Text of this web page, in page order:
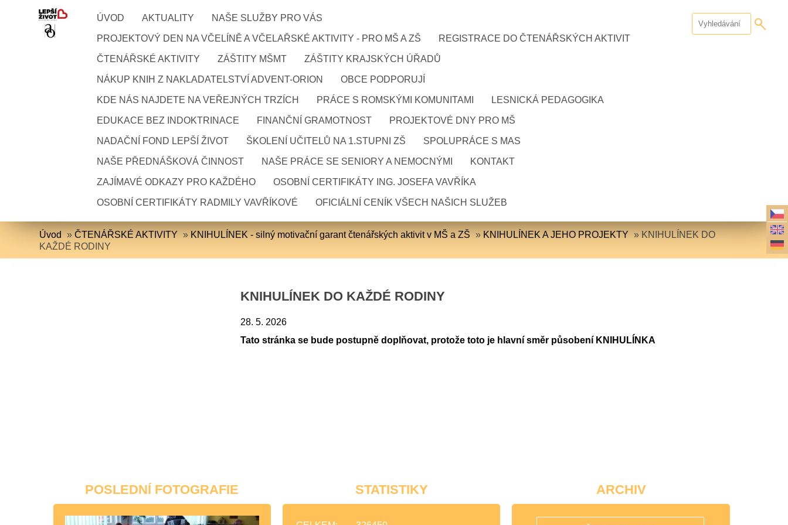
ÚVOD AKTUALITY NAŠE SLUŽBY PRO VÁS
PROJEKTOVÝ DEN NA VČELÍNĚ A VČELAŘSKÉ AKTIVITY - PRO MŠ A ZŠ REGISTRACE DO ČTENÁŘSKÝCH AKTIVIT
ČTENÁŘSKÉ AKTIVITY ZÁŠTITY MŠMT ZÁŠTITY KRAJSKÝCH ÚŘADŮ
NÁKUP KNIH Z NAKLADATELSTVÍ ADVENT-ORION OBCE PODPORUJÍ
KDE NÁS NAJDETE NA VEŘEJNÝCH TRZÍCH PRÁCE S ROMSKÝMI KOMUNITAMI LESNICKÁ PEDAGOGIKA
EDUKACE BEZ INDOKTRINACE FINANČNÍ GRAMOTNOST PROJEKTOVÉ DNY PRO MŠ
NADAČNÍ FOND LEPŠÍ ŽIVOT ŠKOLENÍ UČITELŮ NA 1.STUPNI ZŠ SPOLUPRÁCE S MAS
NAŠE PŘEDNÁŠKOVÁ ČINNOST NAŠE PRÁCE SE SENIORY A NEMOCNÝMI KONTAKT
ZAJÍMAVÉ ODKAZY PRO KAŽDÉHO OSOBNÍ CERTIFIKÁTY ING. JOSEFA VAVŘÍKA
OSOBNÍ CERTIFIKÁTY RADMILY VAVŘÍKOVÉ OFICIÁLNÍ CENÍK VŠECH NAŠICH SLUŽEB
Úvod »ČTENÁŘSKÉ AKTIVITY » KNIHULÍNEK - silný motivační garant čtenářských aktivit v MŠ a ZŠ » KNIHULÍNEK A JEHO PROJEKTY » KNIHULÍNEK DO
KAŽDÉ RODINY
KNIHULÍNEK DO KAŽDÉ RODINY
28. 5. 2026
Tato stránka se bude postupně doplňovat, protože toto je hlavní směr působení KNIHULÍNKA
POSLEDNÍ FOTOGRAFIE STATISTIKY ARCHIV